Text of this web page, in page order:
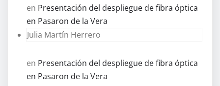
en Presentación del despliegue de fibra óptica
en Pasaron de la Vera
Julia Martín Herrero
en Presentación del despliegue de fibra óptica
en Pasaron de la Vera